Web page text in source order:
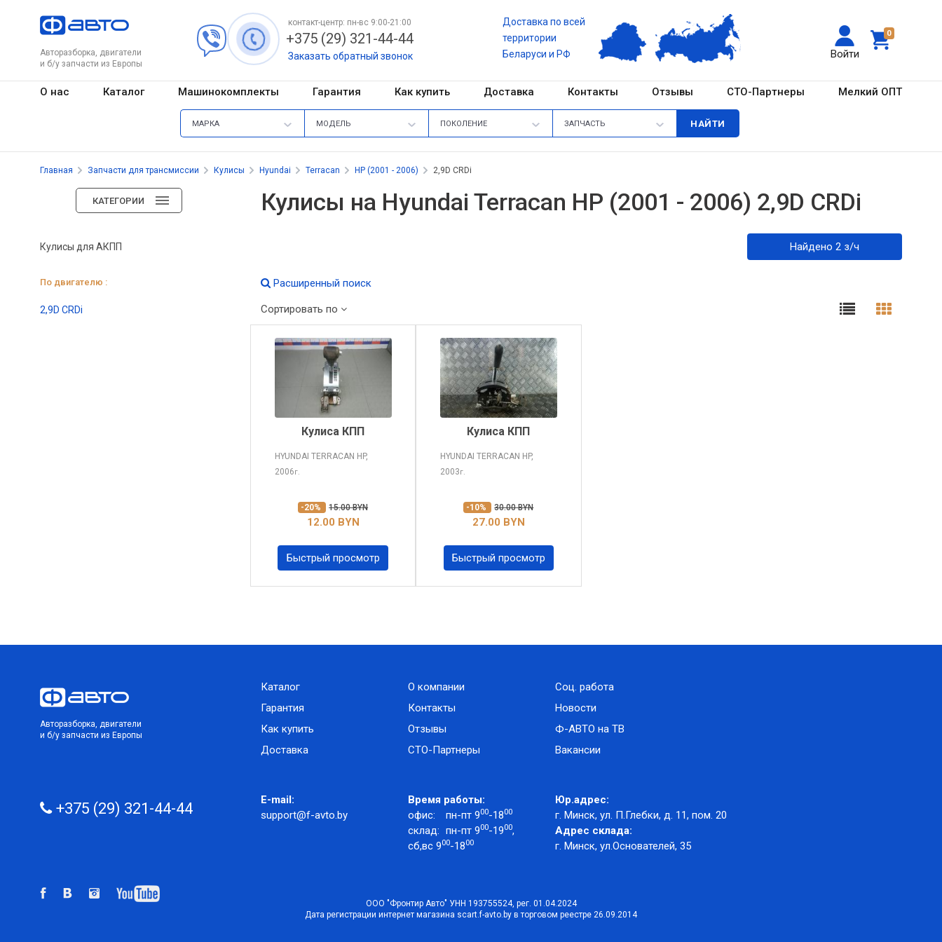
Авторазборка, двигатели
и б/у запчасти из Европы
0
Войти
контакт-центр: пн-вс 9:00-21:00
+375 (29) 321-44-44
Заказать обратный звонок
Доставка по всей
территории
Беларуси и РФ
О нас Каталог Машинокомплекты Гарантия Как купить Доставка Контакты Отзывы СТО-Партнеры Мелкий ОПТ
МАРКА МОДЕЛЬ ПОКОЛЕНИЕ ЗАПЧАСТЬ
Главная Запчасти для трансмиссии Кулисы Hyundai Terracan HP (2001 - 2006) 2,9D CRDi
КАТЕГОРИИ
Кулисы для АКПП
По двигателю :
2,9D CRDi
Кулисы на Hyundai Terracan HP (2001 - 2006) 2,9D CRDi
Найдено 2 з/ч
Расширенный поиск
Сортировать по
Кулиса КПП
HYUNDAI TERRACAN HP,
2006г.
-20% 15.00 BYN
12.00 BYN
Быстрый просмотр
Кулиса КПП
HYUNDAI TERRACAN HP,
2003г.
-10% 30.00 BYN
27.00 BYN
Быстрый просмотр
Авторазборка, двигатели
и б/у запчасти из Европы
Каталог
Гарантия
Как купить
Доставка
О компании
Контакты
Отзывы
СТО-Партнеры
Соц. работа
Новости
Ф-АВТО на ТВ
Вакансии
+375 (29) 321-44-44
E-mail:
support@f-avto.by
Время работы:
офис:
пн-пт 900-1800
склад: пн-пт 900-1900,
сб,вс 900-1800
Юр.адрес:
г. Минск, ул. П.Глебки, д. 11, пом. 20
Адрес склада:
г. Минск, ул.Основателей, 35
ООО "Фронтир Авто" УНН 193755524, рег. 01.04.2024
Дата регистрации интернет магазина scart.f-avto.by в торговом реестре 26.09.2014